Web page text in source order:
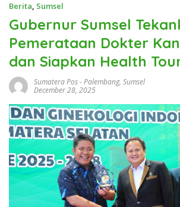
Berita, Sumsel
Gubernur Sumsel
Pemerataan Dokter
dan Siapkan Health
Sumatera Pos-Palembang, Sumsel
December 28, 2025